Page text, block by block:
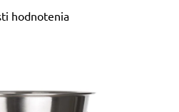
hodnotenia